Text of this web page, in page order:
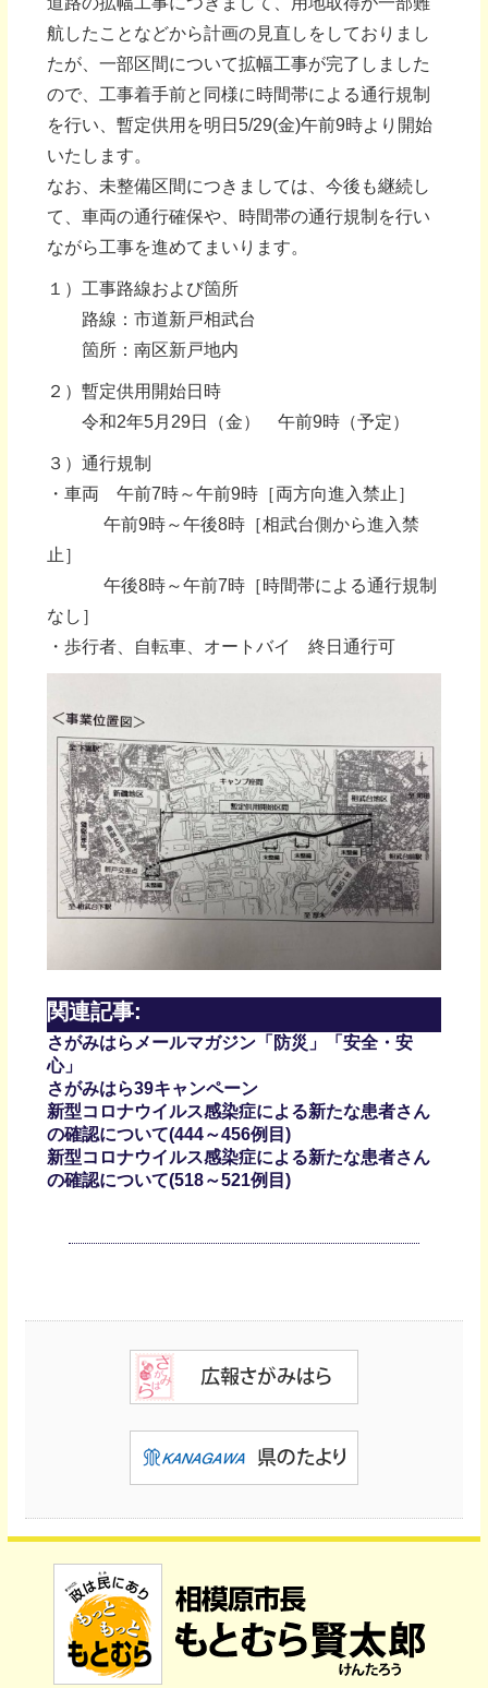
航したことなどから計画の見直しをしておりまし
たが、一部区間について拡幅工事が完了しました
ので、工事着手前と同様に時間帯による通行規制
を行い、暫定供用を明日5/29(金)午前9時より開始
いたします。
なお、未整備区間につきましては、今後も継続し
て、車両の通行確保や、時間帯の通行規制を行い
ながら工事を進めてまいります。
１）工事路線および箇所
路線：市道新戸相武台
箇所：南区新戸地内
２）暫定供用開始日時
令和2年5月29日（金） 午前9時（予定）
３）通行規制
・車両 午前7時～午前9時［両方向進入禁止］
午前9時～午後8時［相武台側から進入禁
止］
午後8時～午前7時［時間帯による通行規制
なし］
・歩行者、自転車、オートバイ 終日通行可
関連記事:
さがみはらメールマガジン「防災」「安全・安
心」
さがみはら39キャンペーン
新型コロナウイルス感染症による新たな患者さん
の確認について(444～456例目)
新型コロナウイルス感染症による新たな患者さん
の確認について(518～521例目)